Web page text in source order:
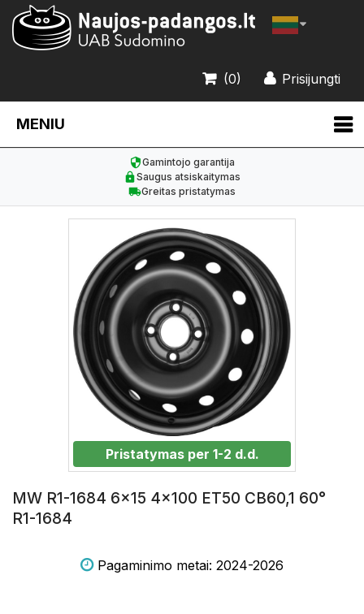
Prisijungti
(0)
MENIU
Gamintojo garantija
Saugus atsiskaitymas
Greitas pristatymas
Pristatymas per 1-2 d.d.
MW R1-1684 6x15 4x100 ET50 CB60,1 60°
R1-1684
Pagaminimo metai: 2024-2026